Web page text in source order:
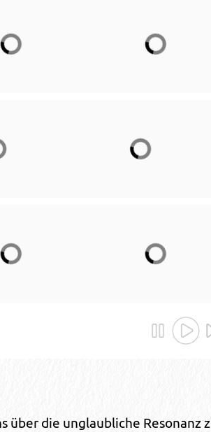
über die unglaubliche